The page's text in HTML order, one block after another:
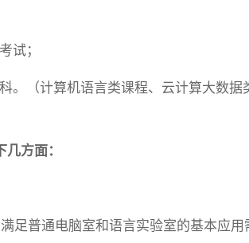
试；
（计算机语言类课程、云计算大数据
方面：
足普通电脑室和语言实验室的基本应